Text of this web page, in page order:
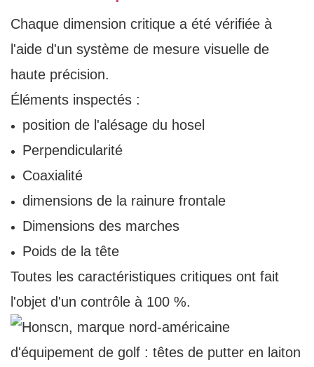
Chaque dimension critique a été vérifiée à
l'aide d'un système de mesure visuelle de
haute précision.
Éléments inspectés :
position de l'alésage du hosel
Perpendicularité
Coaxialité
dimensions de la rainure frontale
Dimensions des marches
Poids de la tête
Toutes les caractéristiques critiques ont fait
l'objet d'un contrôle à 100 %.